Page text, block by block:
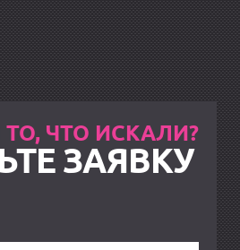
ЧТО ИСКАЛИ?
ЗАЯВКУ